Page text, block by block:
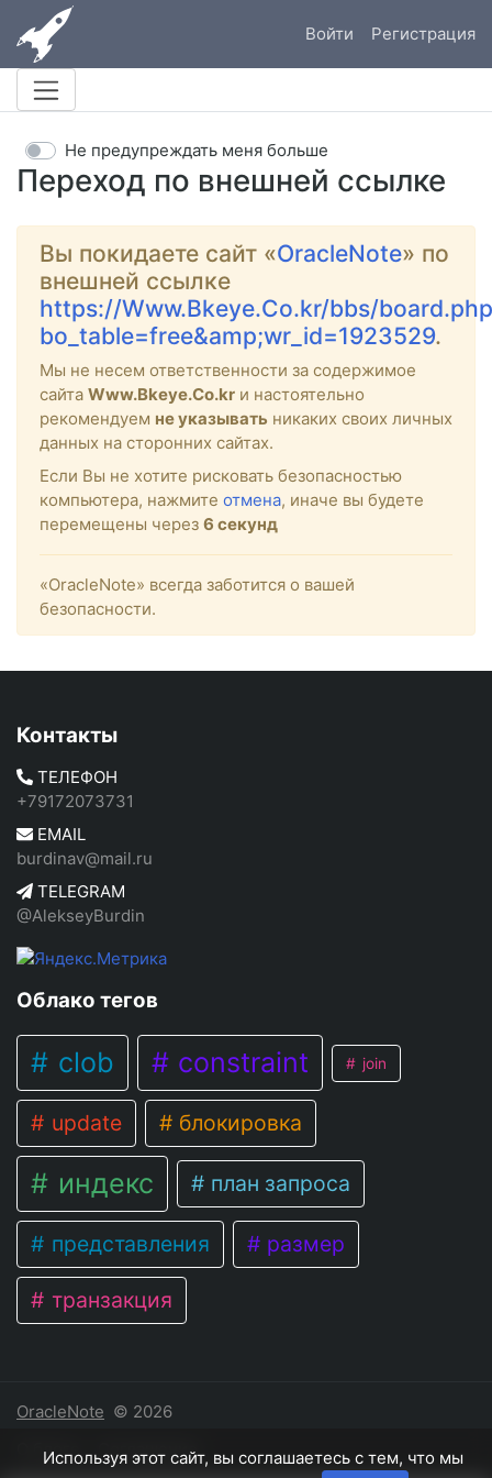
Войти Регистрация
Переход по внешней ссылке
Не предупреждать меня больше
Вы покидаете сайт «OracleNote» по
внешней ссылке
https://Www.Bkeye.Co.kr/bbs/
bo_table=free&amp;wr_id=1923529.
Мы не несем ответственности за содержимое
сайта Www.Bkeye.Co.kr и настоятельно
рекомендуем не указывать никаких своих личных
данных на сторонних сайтах.
Если Вы не хотите рисковать безопасностью
компьютера, нажмите отмена, иначе вы будете
перемещены через 6 секунд
«OracleNote» всегда заботится о вашей
безопасности.
Контакты
ТЕЛЕФОН
+79172073731
EMAIL
burdinav@mail.ru
TELEGRAM
@AlekseyBurdin
Облако тегов
clob constraint join
update блокировка
индекс план запроса
представления размер
транзакция
OracleNote © 2026
О блоге
Соглашение
Используя этот сайт, вы соглашаетесь с тем, что мы